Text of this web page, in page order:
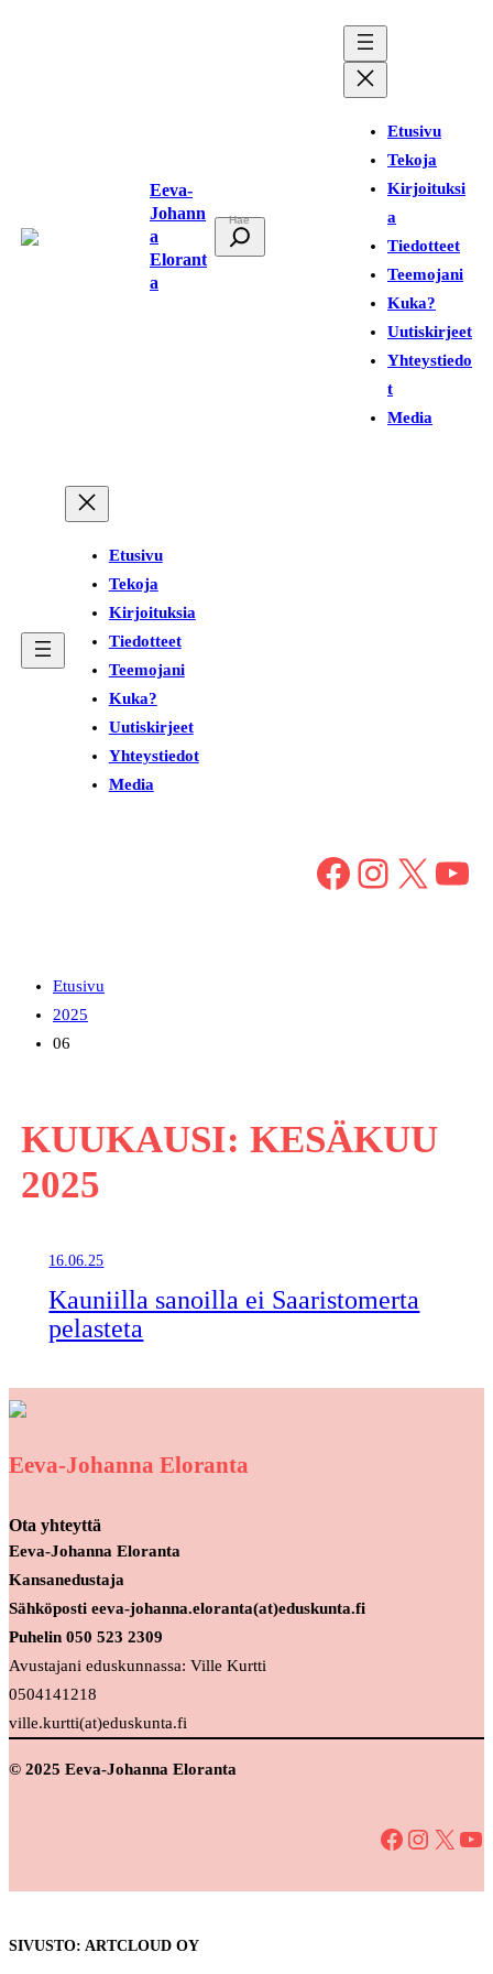
Eeva-
Johann
a
Elorant
a
t
Etusivu
Tekoja
Kirjoituksi
a
Tiedotteet
Teemojani
Kuka?
Uutiskirjeet
Yhteystiedo
t
Media
Etusivu
Tekoja
Kirjoituksia
Tiedotteet
Teemojani
Kuka?
Uutiskirjeet
Yhteystiedot
Media
Facebook Instagram X YouTube
Etusivu
2025
06
KUUKAUSI: KESÄKUU
2025
16.06.25
Kauniilla sanoilla ei Saaristomerta
pelasteta
Eeva-Johanna Eloranta
Ota yhteyttä
Eeva-Johanna Eloranta
Kansanedustaja
Sähköposti eeva-johanna.eloranta(at)eduskunta.fi
Puhelin 050 523 2309
Avustajani eduskunnassa: Ville Kurtti
0504141218
ville.kurtti(at)eduskunta.fi
© 2025 Eeva-Johanna Eloranta
Facebook Instagram X YouTube
SIVUSTO: ARTCLOUD OY